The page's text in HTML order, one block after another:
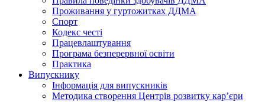
Проживання у гуртожитках ДДМА
Спорт
Кодекс честі
Працевлаштування
Програма безперервної освіти
Практика
Випускнику
Інформація для випускників
Методика створення Центрів розвитку кар’єри